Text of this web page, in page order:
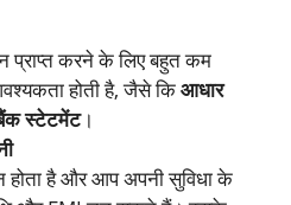
प्राप्त करने के लिए बहुत कम
होती है, जैसे किआधार
स्टेटमेंट।
होता है और आप अपनी सुविधा के